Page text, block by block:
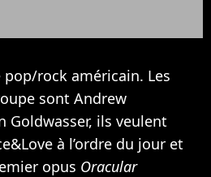
rock américain. Les
sont Andrew
Goldwasser, ils veulent
à l’ordre du jour et
opus Oracular